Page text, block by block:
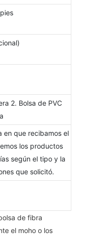
2. Bolsa de PVC
en que recibamos el
los productos
según el tipo y la
que solicitó.
de fibra
el moho o los